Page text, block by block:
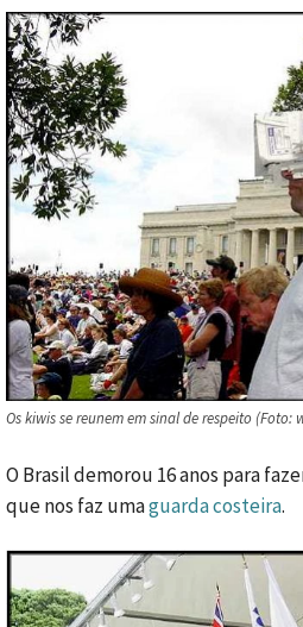
Os kiwis se reunem em sinal de respeito (Foto:
O Brasil demorou 16 anos para
que nos faz umaguarda costeira.